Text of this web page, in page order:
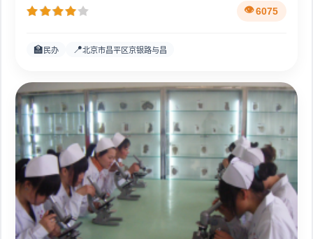
6075
🏫 民办 📍北京市昌平区京银路与昌